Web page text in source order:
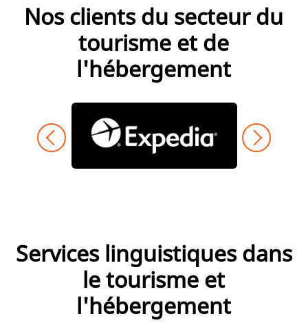
Nos clients du secteur du
tourisme et de
l'hébergement
Services linguistiques dans
le tourisme et
l'hébergement